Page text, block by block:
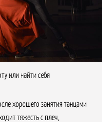
или найти себя
хорошего занятия танцами
тяжесть с плеч,